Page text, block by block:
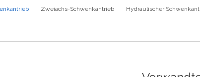
Zweiachs-Schwenkantrieb Hydraulischer